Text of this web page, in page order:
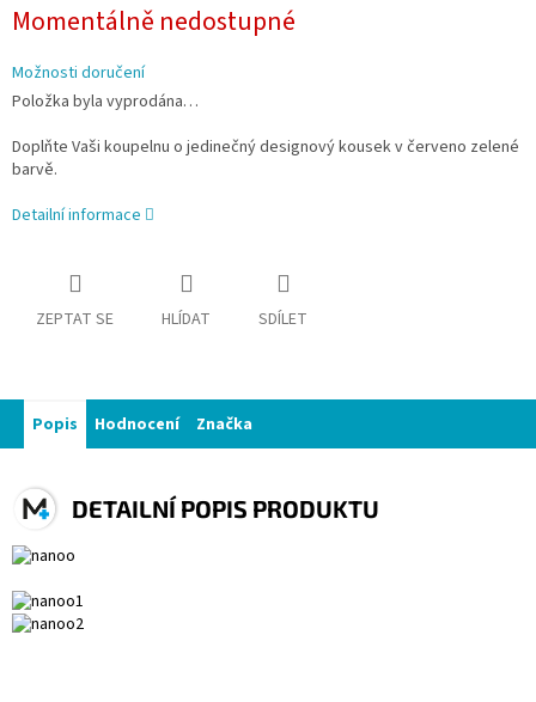
cena:
Momentálně nedostupné
Možnosti doručení
Položka byla vyprodána…
Doplňte Vaši koupelnu o jedinečný designový kousek v červeno zelené
barvě.
Detailní informace
ZEPTAT SE HLÍDAT SDÍLET
Popis Hodnocení Značka
DETAILNÍ POPIS PRODUKTU